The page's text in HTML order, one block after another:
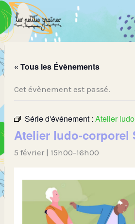
Aller
au
contenu
« Tous les Évènements
Cet évènement est passé.
Série d'événement :Atelier
Atelier ludo-corporel
5 février | 15h00-16h00